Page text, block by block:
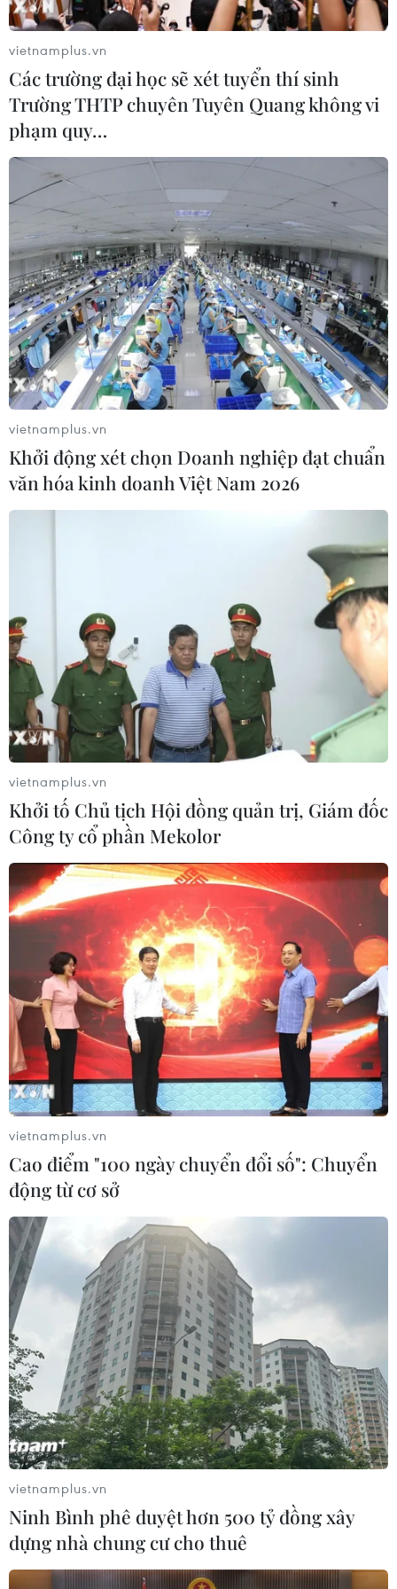
#KOCCA
#cơ quan sáng tạo nội dung Hàn Quốc
#webtoon
#k-webtoon #webtoon việt nam
Theo dõi VietnamPlus
TIN LIÊN QUAN
Việt Nam giành giải Nhất cuộc thi làm
video “Talk! Talk! Korea”
26/08/2015 14:49
Phạm Trịnh Phương Thanh đã giành giải Nhất toàn thế
giới với tác phẩm sử dụng công cụ webtoon với nội
dung lý thú kể về việc khám phá đất nước Hàn Quốc.
Việt Nam, Hàn Quốc tăng cường hợp tác
trong lĩnh vực sản xuất nội dung
25/05/2022 10:05
Trong năm nay, các doanh nghiệp trong lĩnh vực sáng
tạo nội dung của Việt Nam và Hàn Quốc sẽ tăng cường
hợp tác, khôi phục các sự kiện văn hóa, nghệ thuật
thường niên.
vietnamplus.vn
Các trường đại học sẽ xét tuyển thí sinh
Trường THTP chuyên Tuyên Quang không vi
phạm quy…
vietnamplus.vn
Khởi động xét chọn Doanh nghiệp đạt chuẩn
văn hóa kinh doanh Việt Nam 2026
vietnamplus.vn
Khởi tố Chủ tịch Hội đồng quản trị, Giám đốc
Công ty cổ phần Mekolor
vietnamplus.vn
Cao điểm "100 ngày chuyển đổi số": Chuyển
động từ cơ sở
vietnamplus.vn
Ninh Bình phê duyệt hơn 500 tỷ đồng xây
dựng nhà chung cư cho thuê